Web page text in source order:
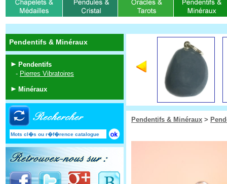
Pendentifs & Minéraux
Pendentifs
- Pierres Vibratoires
Minéraux
Pendentifs & Minéraux >